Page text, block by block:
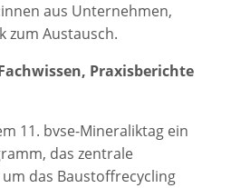
aus Unternehmen,
zum Austausch.
Praxisberichte
11. bvse-Mineraliktag ein
das zentrale
das Baustoffrecycling